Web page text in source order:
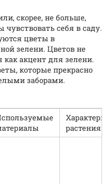
скорее, не больше,
cебя в саду.
цветы в
зелени. Цветов не
акцент для зелени.
которые прекрасно
заборами.
растения